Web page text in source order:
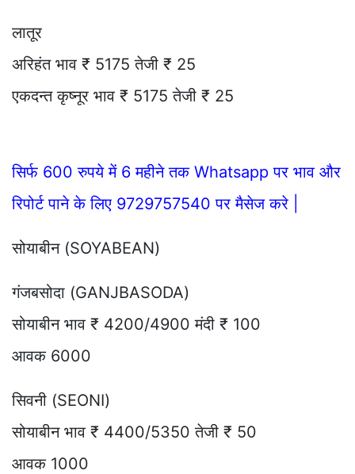
लातूर
अरिहंत भाव ₹ 5175 तेजी ₹ 25
एकदन्त कृष्नूर भाव ₹ 5175 तेजी ₹ 25
सिर्फ 600 रुपये में 6 महीने तक Whatsapp पर भाव और
रिपोर्ट पाने के लिए 9729757540 पर मैसेज करे |
सोयाबीन (SOYABEAN)
गंजबसोदा (GANJBASODA)
सोयाबीन भाव ₹ 4200/4900 मंदी ₹ 100
आवक 6000
सिवनी (SEONI)
सोयाबीन भाव ₹ 4400/5350 तेजी ₹ 50
आवक 1000